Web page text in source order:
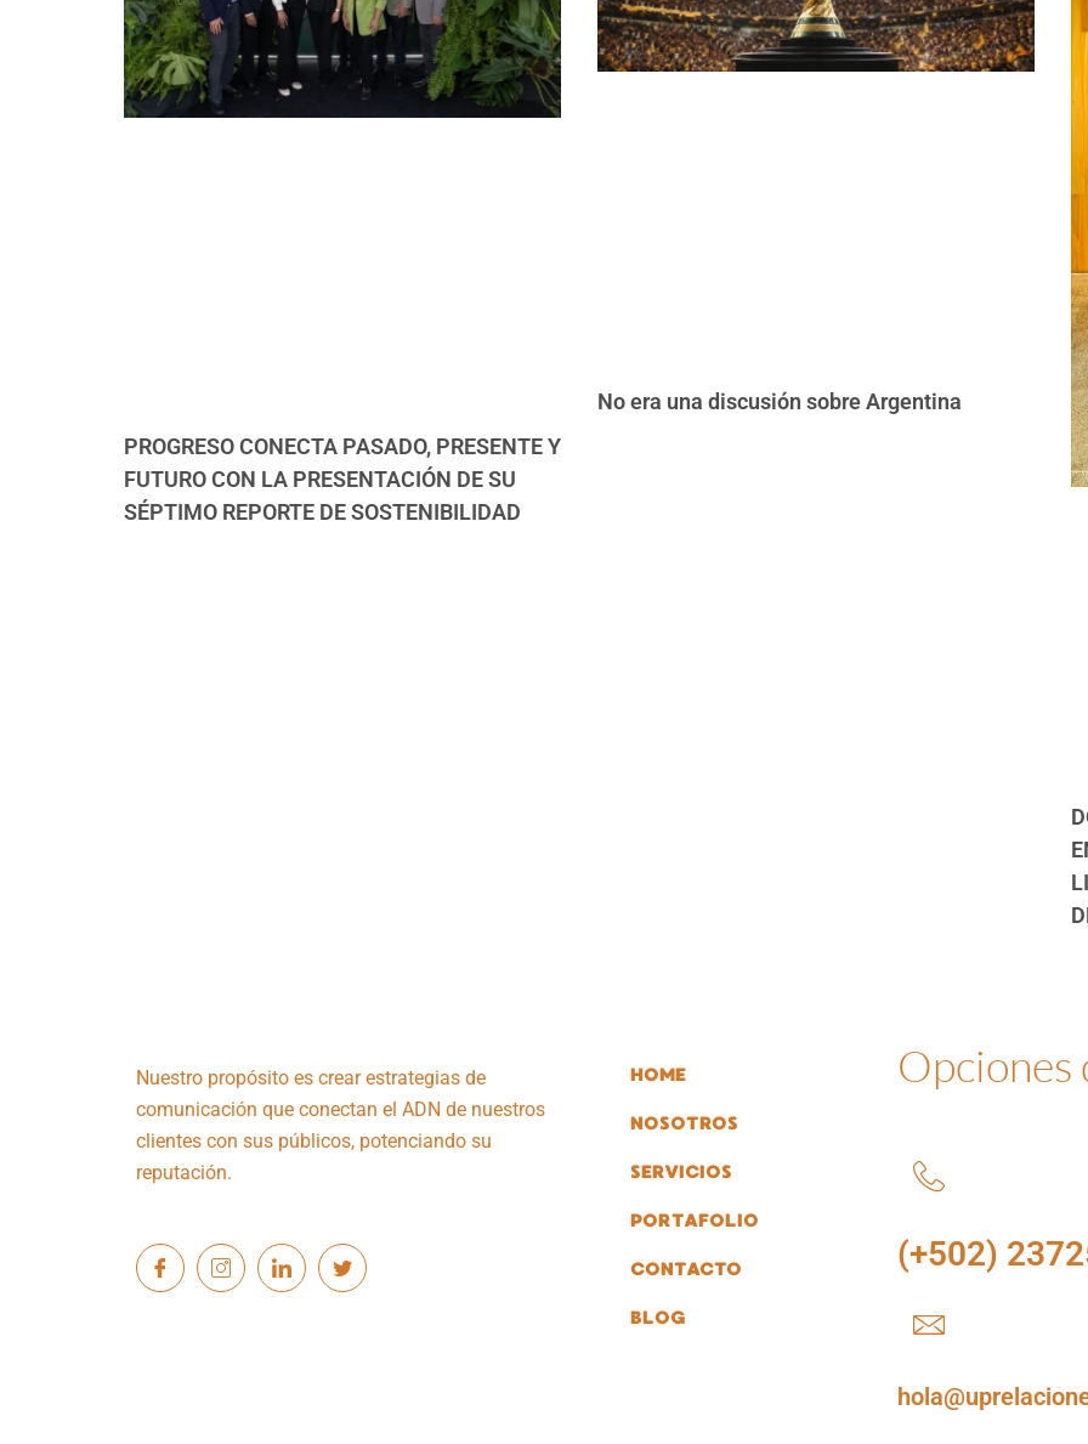
PROGRESO CONECTA PASADO, PRESENTE Y
FUTURO CON LA PRESENTACIÓN DE SU
SÉPTIMO REPORTE DE SOSTENIBILIDAD
No era una discusión sobre Argentina
Nuestro propósito es crear estrategias de
comunicación que conectan el ADN de nuestros
clientes con sus públicos, potenciando su
reputación.
HOME
NOSOTROS
SERVICIOS
PORTAFOLIO
CONTACTO
BLOG
Opciones
(+502)